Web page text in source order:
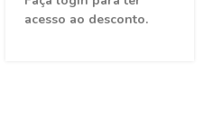
acesso ao desconto.